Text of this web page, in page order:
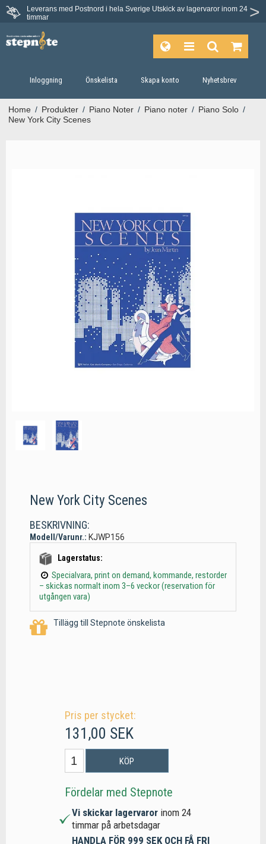
Leverans med Postnord i hela Sverige Utskick av lagervaror inom 24
timmar
Du har 30 dagars ångerrätt.
Inloggning Önskelista Skapa konto Nyhetsbrev
Home / Produkter / Piano Noter / Piano noter / Piano Solo /
New York City Scenes
New York City Scenes
BESKRIVNING:
Modell/Varunr.: KJWP156
Lagerstatus:
Specialvara, print on demand, kommande, restorder
– skickas normalt inom 3–6 veckor (reservation för
utgången vara)
Tillägg till Stepnote önskelista
Pris per stycket:
131,00 SEK
KÖP
Fördelar med Stepnote
Vi skickar lagervaror inom 24
timmar på arbetsdagar
HANDLA FÖR 999 SEK OCH FÅ FRI